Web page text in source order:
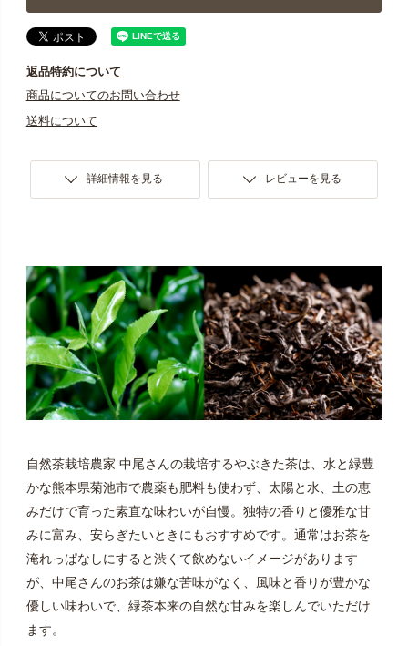
返品特約について
商品についてのお問い合わせ
送料について
詳細情報を見る レビューを見る
自然茶栽培農家 中尾さんの栽培するやぶきた茶は、水と緑豊
かな熊本県菊池市で農薬も肥料も使わず、太陽と水、土の恵
みだけで育った素直な味わいが自慢。独特の香りと優雅な甘
みに富み、安らぎたいときにもおすすめです。通常はお茶を
淹れっぱなしにすると渋くて飲めないイメージがあります
が、中尾さんのお茶は嫌な苦味がなく、風味と香りが豊かな
優しい味わいで、緑茶本来の自然な甘みを楽しんでいただけ
ます。